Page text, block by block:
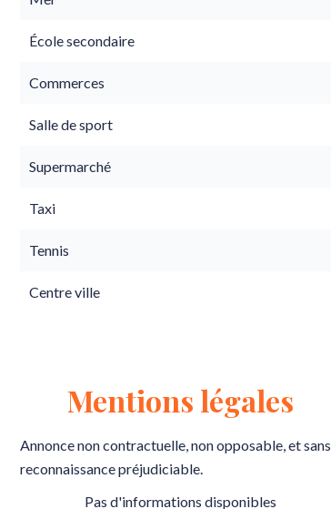
École secondaire
Commerces
Salle de sport
Supermarché
Taxi
Tennis
Centre ville
Mentions légales
Annonce non contractuelle, non opposable, et sans
reconnaissance préjudiciable.
Pas d'informations disponibles